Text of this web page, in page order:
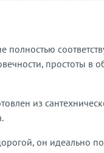
полностью
простоты в
из
он идеально